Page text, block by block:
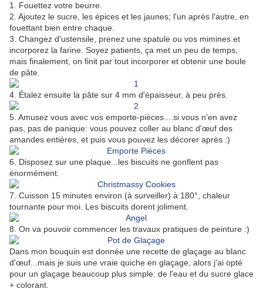
1. Fouettez votre beurre.
2. Ajoutez le sucre, les épices et les jaunes; l'un après l'autre, en
fouettant bien entre chaque.
3. Changez d'ustensile, prenez une spatule ou vos mimines et
incorporez la farine. Soyez patients, ça met un peu de temps,
mais finalement, on finit par tout incorporer et obtenir une boule
de pâte.
4. Étalez ensuite la pâte sur 4 mm d'épaisseur, à peu près.
5. Amusez vous avec vos emporte-pièces....si vous n'en avez
pas, pas de panique: vous pouvez coller au blanc d'œuf des
amandes entières, et puis vous pouvez les décorer après :)
6. Disposez sur une plaque...les biscuits ne gonflent pas
énormément.
7. Cuisson 15 minutes environ (à surveiller) à 180°, chaleur
tournante pour moi. Les biscuits dorent joliment.
8. On va pouvoir commencer les travaux pratiques de peinture :)
Dans mon bouquin est donnée une recette de glaçage au blanc
d'œuf...mais je suis une vraie quiche en glaçage, alors j'ai opté
pour un glaçage beaucoup plus simple: de l'eau et du sucre glace
+ colorant.